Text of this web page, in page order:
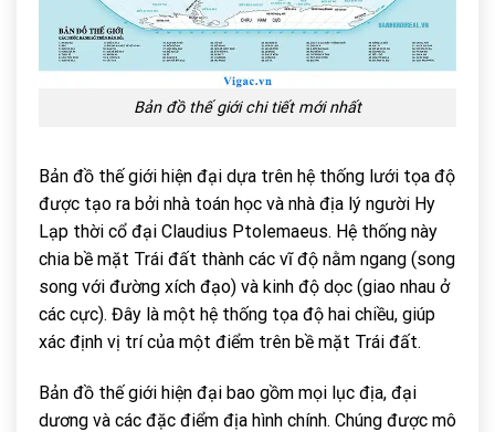
Bản đồ thế giới chi tiết mới nhất
Bản đồ thế giới hiện đại dựa trên hệ thống lưới tọa độ
được tạo ra bởi nhà toán học và nhà địa lý người Hy
Lạp thời cổ đại Claudius Ptolemaeus. Hệ thống này
chia bề mặt Trái đất thành các vĩ độ nằm ngang (song
song với đường xích đạo) và kinh độ dọc (giao nhau ở
các cực). Đây là một hệ thống tọa độ hai chiều, giúp
xác định vị trí của một điểm trên bề mặt Trái đất.
Bản đồ thế giới hiện đại bao gồm mọi lục địa, đại
dương và các đặc điểm địa hình chính. Chúng được mô